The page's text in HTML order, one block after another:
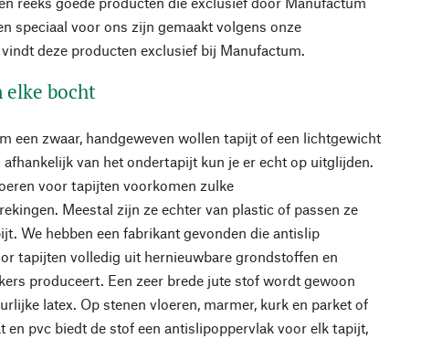
speciaal voor ons zijn gemaakt volgens onze
deze producten exclusief bij Manufactum.
elke bocht
een zwaar, handgeweven wollen tapijt of een lichtgewicht
afhankelijk van het ondertapijt kun je er echt op uitglijden.
voor tapijten voorkomen zulke
Meestal zijn ze echter van plastic of passen ze
We hebben een fabrikant gevonden die antislip
tapijten volledig uit hernieuwbare grondstoffen en
produceert. Een zeer brede jute stof wordt gewoon
latex. Op stenen vloeren, marmer, kurk en parket of
en pvc biedt de stof een antislipoppervlak voor elk tapijt,